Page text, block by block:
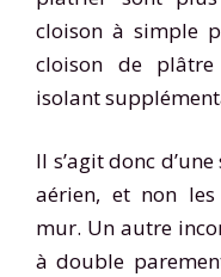
cloison à simple
cloison de
isolant
Il s’agit donc
aérien, et non
mur. Un autre
à double